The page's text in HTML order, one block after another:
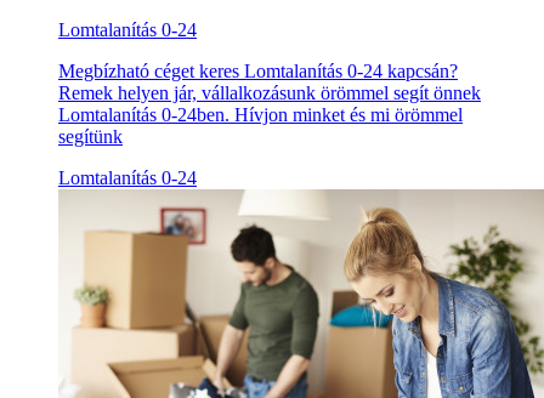
Lomtalanítás 0-24
Megbízható céget keres Lomtalanítás 0-24 kapcsán?
Remek helyen jár, vállalkozásunk örömmel segít önnek
Lomtalanítás 0-24ben. Hívjon minket és mi örömmel
segítünk
Lomtalanítás 0-24